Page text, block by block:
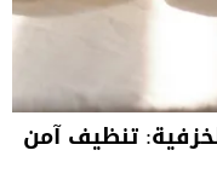
تنظيف آمن